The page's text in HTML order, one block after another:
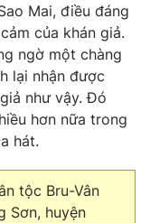
Mai, điều đáng
của khán giả.
ngờ một chàng
lại nhận được
như vậy. Đó
hơn nữa trong
hát.
tộc Bru-Vân
Sơn, huyện